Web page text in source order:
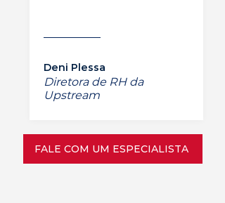
Deni Plessa
Diretora de RH da
Upstream
FALE COM UM ESPECIALISTA